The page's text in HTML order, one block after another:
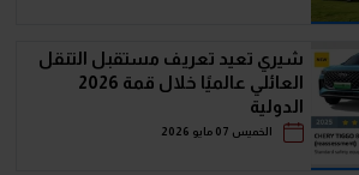
شيري تعيد تعريف مستقبل التنقل
العائلي عالميًا خلال قمة 2026
الدولية
الخميس 07 مايو 2026